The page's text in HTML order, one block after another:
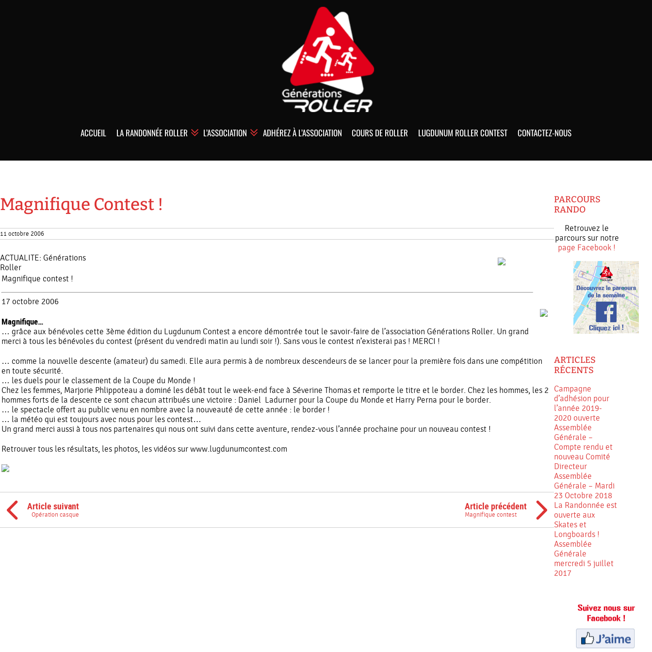
ACCUEIL LA RANDONNÉE ROLLER L’ASSOCIATION ADHÉREZ À L’ASSOCIATION COURS DE ROLLER LUGDUNUM ROLLER CONTEST CONTACTEZ-NOUS
Magnifique Contest !
11 octobre 2006
ACTUALITE: Générations
Roller
Magnifique contest !
17 octobre 2006
Magnifique…
… grâce aux bénévoles cette 3ème édition du Lugdunum Contest a encore démontrée tout le savoir-faire de l’association Générations Roller. Un grand
merci à tous les bénévoles du contest (présent du vendredi matin au lundi soir !). Sans vous le contest n’existerai pas ! MERCI !
… comme la nouvelle descente (amateur) du samedi. Elle aura permis à de nombreux descendeurs de se lancer pour la première fois dans une compétition
en toute sécurité.
… les duels pour le classement de la Coupe du Monde !
Chez les femmes, Marjorie Phlippoteau a dominé les débât tout le week-end face à Séverine Thomas et remporte le titre et le border. Chez les hommes, les 2
hommes forts de la descente ce sont chacun attribués une victoire : Daniel Ladurner pour la Coupe du Monde et Harry Perna pour le border.
… le spectacle offert au public venu en nombre avec la nouveauté de cette année : le border !
… la météo qui est toujours avec nous pour les contest…
Un grand merci aussi à tous nos partenaires qui nous ont suivi dans cette aventure, rendez-vous l’année prochaine pour un nouveau contest !
Retrouver tous les résultats, les photos, les vidéos sur www.lugdunumcontest.com
Article suivant
Opération casque
Article précédent
Magnifique contest
PARCOURS
RANDO
Retrouvez le
parcours sur notre
page Facebook !
ARTICLES
RÉCENTS
Campagne
d’adhésion pour
l’année 2019-
2020 ouverte
Assemblée
Générale –
Compte rendu et
nouveau Comité
Directeur
Assemblée
Générale – Mardi
23 Octobre 2018
La Randonnée est
ouverte aux
Skates et
Longboards !
Assemblée
Générale
mercredi 5 juillet
2017